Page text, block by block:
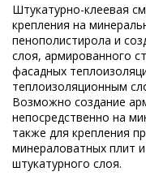
Штукатурно-клеевая
крепления на
пенополистирола и
слоя, армированного
фасадных
теплоизоляционным
Возможно создание
непосредственно на
также для крепления
минераловатных плит
штукатурного слоя.